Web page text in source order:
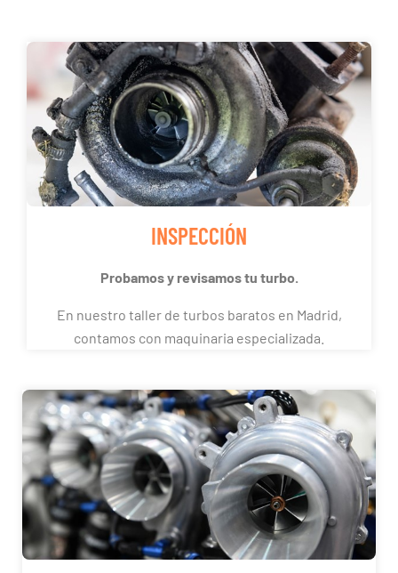
INSPECCIÓN
Probamos y revisamos tu turbo.
En nuestro taller de turbos baratos en Madrid,
contamos con maquinaria especializada.